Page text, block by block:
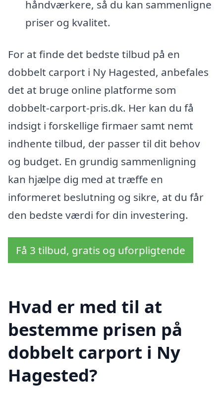
håndværkere, så du kan sammenligne
priser og kvalitet.
For at finde det bedste tilbud på en
dobbelt carport i Ny Hagested, anbefales
det at bruge online platforme som
dobbelt-carport-pris.dk. Her kan du få
indsigt i forskellige firmaer samt nemt
indhente tilbud, der passer til dit behov
og budget. En grundig sammenligning
kan hjælpe dig med at træffe en
informeret beslutning og sikre, at du får
den bedste værdi for din investering.
Få 3 tilbud, gratis og uforpligtende
Hvad er med til at
bestemme prisen på
dobbelt carport i Ny
Hagested?